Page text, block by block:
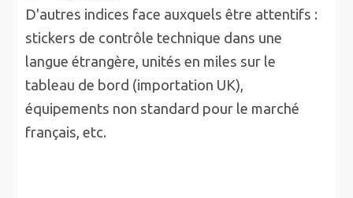
D'autres indices face auxquels être attentifs :
stickers de contrôle technique dans une
langue étrangère, unités en miles sur le
tableau de bord (importation UK),
équipements non standard pour le marché
français, etc.